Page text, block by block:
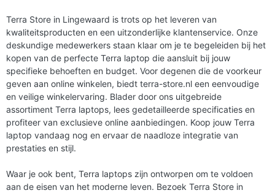
Terra Store in Lingewaard is trots op het leveren van
kwaliteitsproducten en een uitzonderlijke klantenservice. Onze
deskundige medewerkers staan klaar om je te begeleiden bij het
kopen van de perfecte Terra laptop die aansluit bij jouw
specifieke behoeften en budget. Voor degenen die de voorkeur
geven aan online winkelen, biedt terra-store.nl een eenvoudige
en veilige winkelervaring. Blader door ons uitgebreide
assortiment Terra laptops, lees gedetailleerde specificaties en
profiteer van exclusieve online aanbiedingen. Koop jouw Terra
laptop vandaag nog en ervaar de naadloze integratie van
prestaties en stijl.
Waar je ook bent, Terra laptops zijn ontworpen om te voldoen
aan de eisen van het moderne leven. Bezoek Terra Store in